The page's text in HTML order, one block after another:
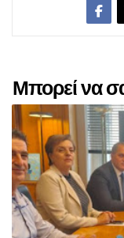
Μπορεί να
αναρτήσεις